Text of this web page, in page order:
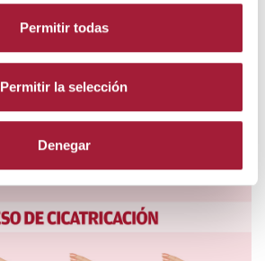
Permitir todas
Permitir la selección
Denegar